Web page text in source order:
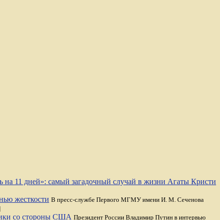
на 11 дней»: самый загадочный случай в жизни Агаты Кристи
жесткости В пресс-службе Первого МГМУ имени И. М. Сеченова
со стороны США Президент России Владимир Путин в интервью